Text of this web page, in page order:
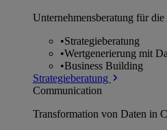
Unternehmens­beratung für
•Strategieberatung
•Wertgenerierung mit
•Business Building
Strategieberatung
Communication
Transformation von Daten in